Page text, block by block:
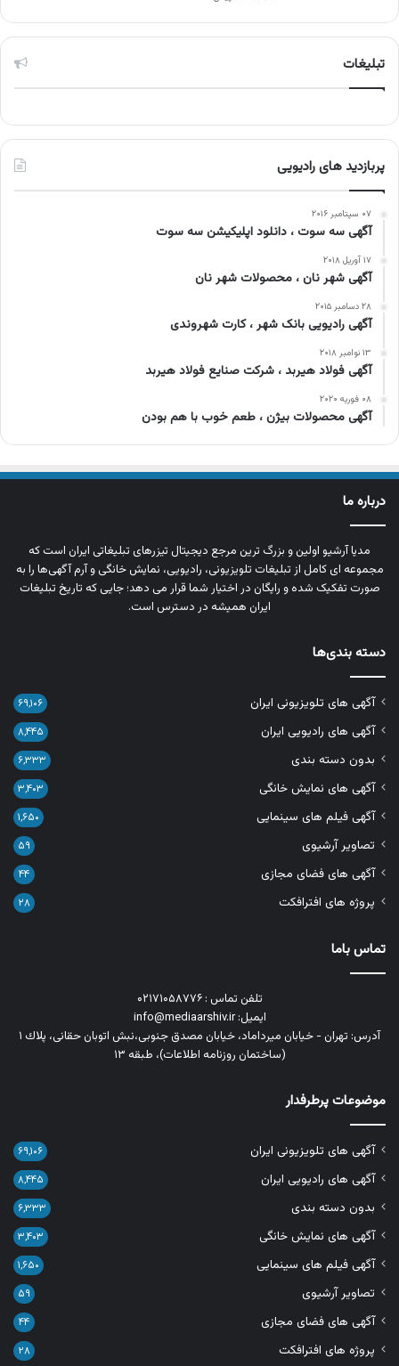
تبلیغات
پربازدید های رادیویی
۰۷ سپتامبر ۲۰۱۶
آگهی سه سوت ، دانلود اپلیکیشن سه سوت
۱۷ آوریل ۲۰۱۸
آگهی شهر نان ، محصولات شهر نان
۲۸ دسامبر ۲۰۱۵
آگهی رادیویی بانک شهر ، کارت شهروندی
۱۳ نوامبر ۲۰۱۸
آگهی فولاد هیربد ، شرکت صنایع فولاد هیربد
۰۸ فوریه ۲۰۲۰
آگهی محصولات بیژن ، طعم خوب با هم بودن
درباره ما
مدیا آرشیو اولین و بزرگ‌ ترین مرجع دیجیتال تیزرهای تبلیغاتی ایران است که
مجموعه‌ ای کامل از تبلیغات تلویزیونی، رادیویی، نمایش خانگی و آرم‌ آگهی‌ها را به‌
صورت تفکیک‌ شده و رایگان در اختیار شما قرار می‌ دهد؛ جایی که تاریخ تبلیغات
ایران همیشه در دسترس است.
دسته بندی‌ها
آگهی های تلویزیونی ایران ۶۹,۱۰۶
آگهی های رادیویی ایران ۸,۴۴۵
بدون دسته بندی ۶,۳۳۳
آگهی های نمایش خانگی ۳,۴۰۳
آگهی فیلم های سینمایی ۱,۶۵۰
تصاویر آرشیوی ۵۹
آگهی های فضای مجازی ۴۴
پروژه های افترافکت ۲۸
تماس باما
تلفن تماس : ۰۲۱۷۱۰۵۸۷۷۶
ایمیل: info@mediaarshiv.ir
آدرس: تهران - خیابان میرداماد، خیابان مصدق جنوبی،نبش اتوبان حقانی، پلاك ١
(ساختمان روزنامه اطلاعات)، طبقه ۱۳
موضوعات پرطرفدار
آگهی های تلویزیونی ایران ۶۹,۱۰۶
آگهی های رادیویی ایران ۸,۴۴۵
بدون دسته بندی ۶,۳۳۳
آگهی های نمایش خانگی ۳,۴۰۳
آگهی فیلم های سینمایی ۱,۶۵۰
تصاویر آرشیوی ۵۹
آگهی های فضای مجازی ۴۴
پروژه های افترافکت ۲۸